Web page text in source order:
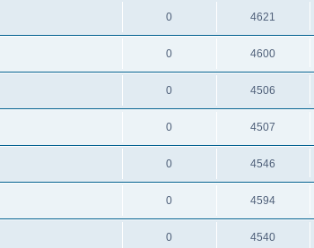
0 4621
0 4600
0 4506
0 4507
0 4546
0 4594
0 4540